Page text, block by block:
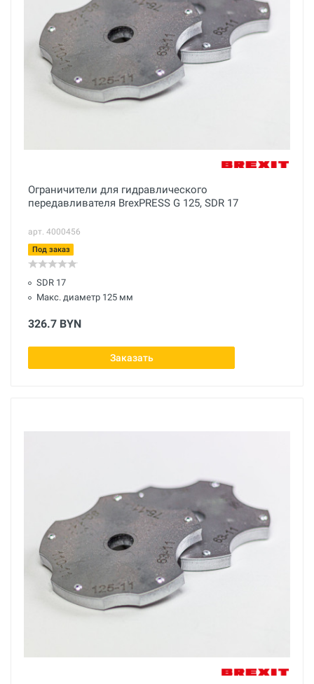
Ограничители для гидравлического
передавливателя BrexPRESS G 125, SDR 17
арт. 4000456
Под заказ
SDR 17
Макс. диаметр 125 мм
326.7 BYN
Заказать